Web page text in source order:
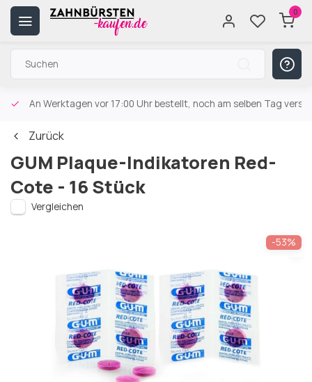
0
An Werktagen vor 17:00 Uhr bestellt, noch am selben Tag
Zurück
GUM Plaque-Indikatoren Red-
Cote - 16 Stück
Vergleichen
-53%